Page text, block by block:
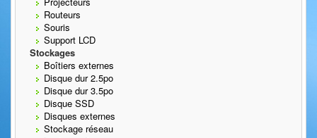
Routeurs
Souris
Support LCD
Stockages
Boîtiers externes
Disque dur 2.5po
Disque dur 3.5po
Disque SSD
Disques externes
Stockage réseau